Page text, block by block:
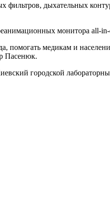
дыхательных
монитора all-in-
медикам и
Пасенюк.
городской